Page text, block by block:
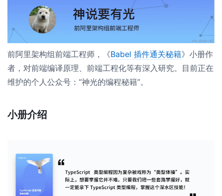
前阿里架构组前端工程师，《Babel 插件通关秘籍》小册作
者，对前端编译原理、前端工程化等有深入研究。目前正在
维护的个人公众号：“神光的编程秘籍”。
小册介绍